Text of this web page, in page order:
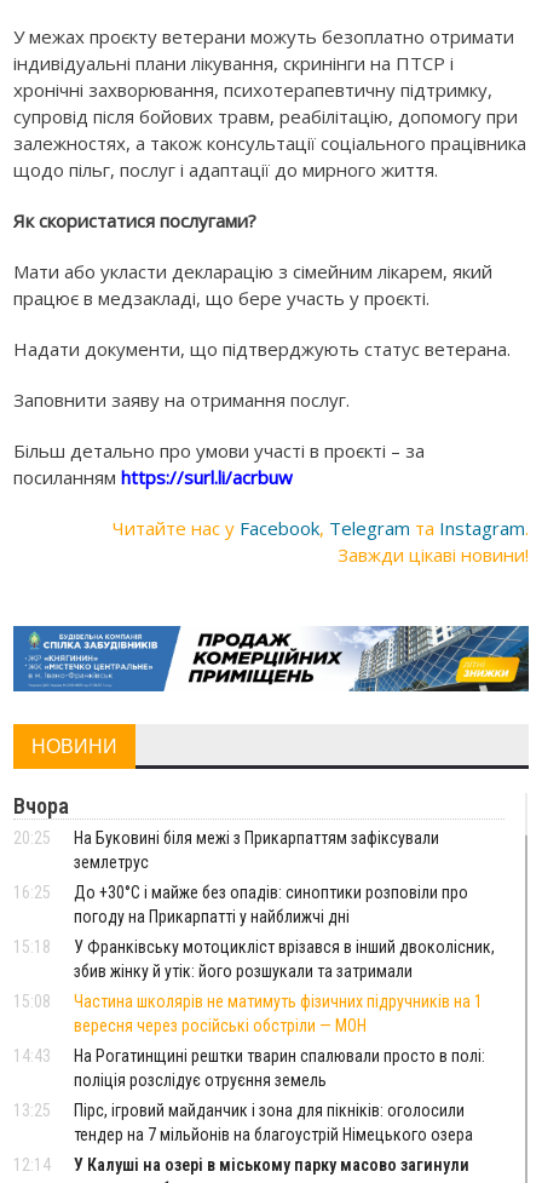
У межах проєкту ветерани можуть безоплатно отримати
індивідуальні плани лікування, скринінги на ПТСР і
хронічні захворювання, психотерапевтичну підтримку,
супровід після бойових травм, реабілітацію, допомогу при
залежностях, а також консультації соціального працівника
щодо пільг, послуг і адаптації до мирного життя.
Як скористатися послугами?
Мати або укласти декларацію з сімейним лікарем, який
працює в медзакладі, що бере участь у проєкті.
Надати документи, що підтверджують статус ветерана.
Заповнити заяву на отримання послуг.
Більш детально про умови участі в проєкті – за
посиланнямhttps://surl.li/acrbuw
Читайте нас у Facebook, Telegram та Instagram.
Завжди цікаві новини!
НОВИНИ
Вчора
20:25
На Буковині біля межі з Прикарпаттям зафіксували
землетрус
16:25
До +30°C і майже без опадів: синоптики розповіли про
погоду на Прикарпатті у найближчі дні
15:18
У Франківську мотоцикліст врізався в інший двоколісник,
збив жінку й утік: його розшукали та затримали
15:08
Частина школярів не матимуть фізичних підручників на 1
вересня через російські обстріли — МОН
14:43
На Рогатинщині рештки тварин спалювали просто в полі:
поліція розслідує отруєння земель
13:25
Пірс, ігровий майданчик і зона для пікніків: оголосили
тендер на 7 мільйонів на благоустрій Німецького озера
12:14
У Калуші на озері в міському парку масово загинули